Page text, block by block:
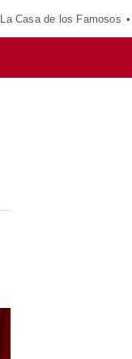
La Casa de los Famosos